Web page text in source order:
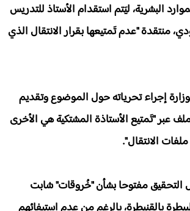
البشرية، ليَتم استقدام الأستاذ للتدريس
منتقدة "عدم تَمتيعها بقرار الانتقال الذي
إجراء تحرياته حول الموضوع وتقديم
عبر "تَمتيع الأستاذة المشتكية هي الأخرى
الانتقال".
التحقيق مفتوحا بشأن "خُروقات" شابت